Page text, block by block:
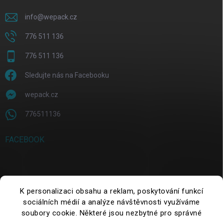
K personalizaci obsahu a reklam, poskytování funkcí
sociálních médií a analýze návštěvnosti využíváme
soubory cookie. Některé jsou nezbytné pro správné
info@wepack.cz
776 511 136
776 511 136
Sledujte nás na Facebooku
wepack.cz
776511136
FACEBOOK
Suchen